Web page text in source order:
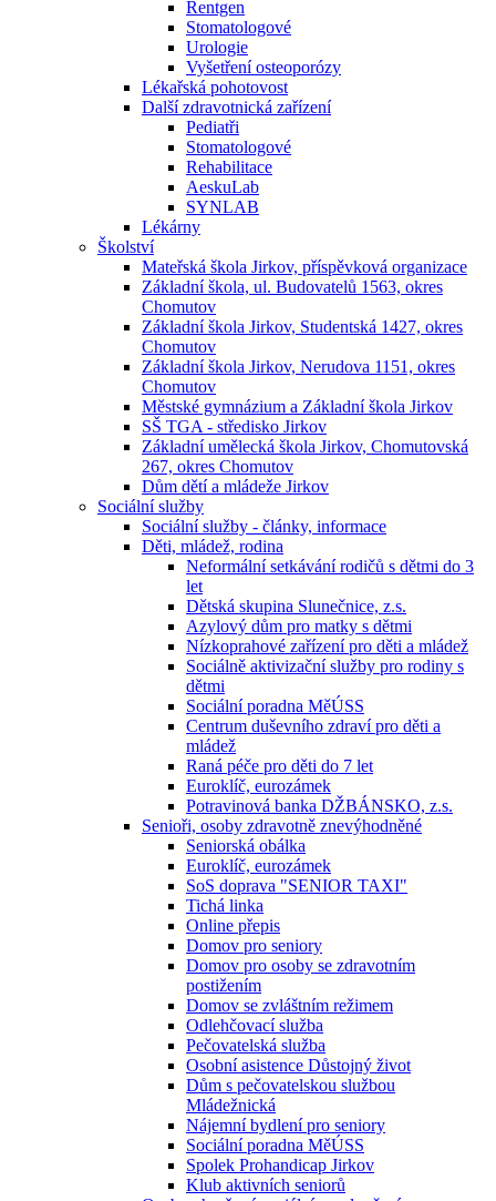
Rentgen
Stomatologové
Urologie
Vyšetření osteoporózy
Lékařská pohotovost
Další zdravotnická zařízení
Pediatři
Stomatologové
Rehabilitace
AeskuLab
SYNLAB
Lékárny
Školství
Mateřská škola Jirkov, příspěvková organizace
Základní škola, ul. Budovatelů 1563, okres
Chomutov
Základní škola Jirkov, Studentská 1427, okres
Chomutov
Základní škola Jirkov, Nerudova 1151, okres
Chomutov
Městské gymnázium a Základní škola Jirkov
SŠ TGA - středisko Jirkov
Základní umělecká škola Jirkov, Chomutovská
267, okres Chomutov
Dům dětí a mládeže Jirkov
Sociální služby
Sociální služby - články, informace
Děti, mládež, rodina
Neformální setkávání rodičů s dětmi do 3
let
Dětská skupina Slunečnice, z.s.
Azylový dům pro matky s dětmi
Nízkoprahové zařízení pro děti a mládež
Sociálně aktivizační služby pro rodiny s
dětmi
Sociální poradna MěÚSS
Centrum duševního zdraví pro děti a
mládež
Raná péče pro děti do 7 let
Euroklíč, eurozámek
Potravinová banka DŽBÁNSKO, z.s.
Senioři, osoby zdravotně znevýhodněné
Seniorská obálka
Euroklíč, eurozámek
SoS doprava "SENIOR TAXI"
Tichá linka
Online přepis
Domov pro seniory
Domov pro osoby se zdravotním
postižením
Domov se zvláštním režimem
Odlehčovací služba
Pečovatelská služba
Osobní asistence Důstojný život
Dům s pečovatelskou službou
Mládežnická
Nájemní bydlení pro seniory
Sociální poradna MěÚSS
Spolek Prohandicap Jirkov
Klub aktivních seniorů